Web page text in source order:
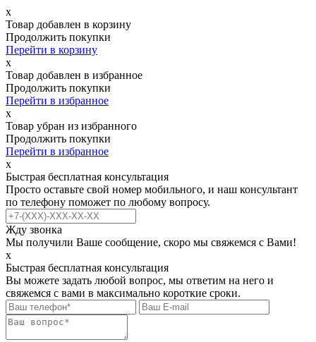
х
Товар добавлен в корзину
Продолжить покупки
Перейти в корзину
х
Товар добавлен в избранное
Продолжить покупки
Перейти в избранное
х
Товар убран из избранного
Продолжить покупки
Перейти в избранное
х
Быстрая бесплатная консультация
Просто оставьте свой номер мобильного, и наш консультант
по телефону поможет по любому вопросу.
Жду звонка
Мы получили Ваше сообщение, скоро мы свяжемся с Вами!
х
Быстрая бесплатная консультация
Вы можете задать любой вопрос, мы ответим на него и
свяжемся с вами в максимально короткие сроки.